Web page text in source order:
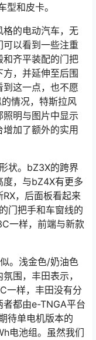
和皮卡。
的电动汽车，无
以看到一些注重
齐平装配的门把
，并延伸至后围
这一点，也不愿
情况，特斯拉风
明与图片中显示
加了额外的实用
状。bZ3X的跨界
度，与bZ4X有更多
，后面板看起来
门把手和车窗线的
一样，前端与新款
。浅金色/奶油色
围，丰田表示，
一样，丰田没有分
都由e-TNGA平台
待单电机版本的
电池组。虽然我们